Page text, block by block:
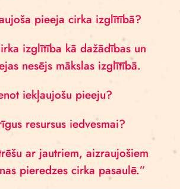
pieeja cirka izglītībā?
izglītība kā dažādības un
nesējs mākslas izglītībā.
iekļaujošu pieeju?
resursus iedvesmai?
ar jautriem, aizraujošiem
pieredzes cirka pasaulē.”